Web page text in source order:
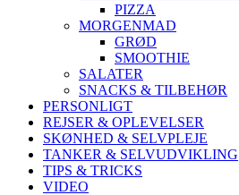
PIZZA
MORGENMAD
GRØD
SMOOTHIE
SALATER
SNACKS & TILBEHØR
PERSONLIGT
REJSER & OPLEVELSER
SKØNHED & SELVPLEJE
TANKER & SELVUDVIKLING
TIPS & TRICKS
VIDEO